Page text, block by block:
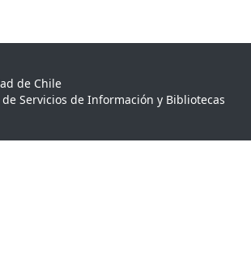
de Chile
Servicios de Información y Bibliotecas